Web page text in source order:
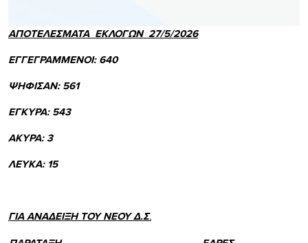
ΑΠΟΤΕΛΕΣΜΑΤΑ ΕΚΛΟΓΩΝ 27/5/2026
ΕΓΓΕΓΡΑΜΜΕΝΟΙ: 640
ΨΗΦΙΣΑΝ: 561
ΕΓΚΥΡΑ: 543
ΑΚΥΡΑ: 3
ΛΕΥΚΑ: 15
ΓΙΑ ΑΝΑΔΕΙΞΗ ΤΟΥ ΝΕΟΥ Δ.Σ.